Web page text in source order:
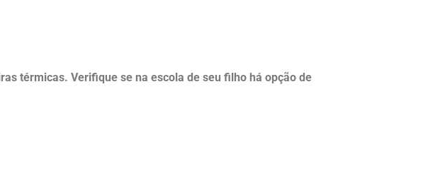
térmicas. Verifique se na escola de seu filho há opção de